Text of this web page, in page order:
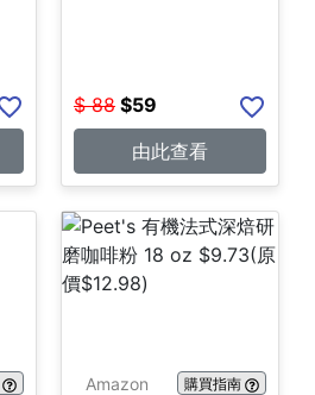
$ 88 $59
由此查看
Amazon 購買指南